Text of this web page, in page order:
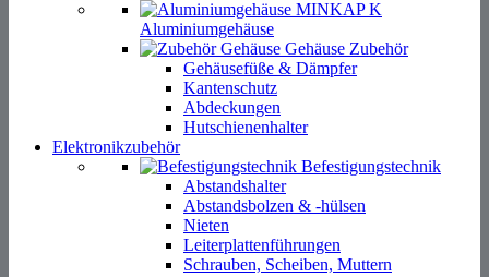
Aluminiumgehäuse
Gehäuse Zubehör
Gehäusefüße & Dämpfer
Kantenschutz
Abdeckungen
Hutschienenhalter
Elektronikzubehör
Befestigungstechnik
Abstandshalter
Abstandsbolzen & -hülsen
Nieten
Leiterplattenführungen
Schrauben, Scheiben, Muttern